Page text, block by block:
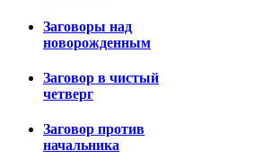
Заговоры над
новорожденным
Заговор в чистый
четверг
Заговор против
начальника